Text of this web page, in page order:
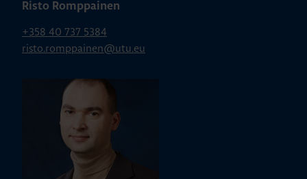
Risto Romppainen
+358 40 737 5384
risto.romppainen@utu.eu